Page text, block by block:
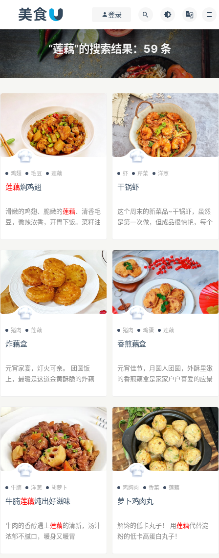
登录
“莲藕”的搜索结果：59 条
鸡翅 毛豆 莲藕
莲藕焖鸡翅
滑嫩的鸡翅、脆嫩的莲藕、清香毛
豆，微辣浓香，开胃下饭。菜籽油
虾 芹菜 洋葱
干锅虾
这个周末的新菜品~干锅虾，虽然
是第一次做，但成品很惊艳，每个
猪肉 莲藕
炸藕盒
元宵家宴，灯火可亲。 团圆饭
上，最暖是这道金黄酥脆的炸藕
猪肉 鸡蛋 莲藕
香煎藕盒
元宵佳节，月圆人团圆，外酥里嫩
的香煎藕盒是家家户户喜爱的应景
牛腩 洋葱 胡萝卜
牛腩莲藕炖出好滋味
牛肉的香醇遇上莲藕的清新，汤汁
浓郁不腻口，暖身又暖胃
鸡胸肉 香菜 莲藕
萝卜鸡肉丸
解馋的低卡丸子！ 用莲藕代替淀
粉的低卡高蛋白丸子！